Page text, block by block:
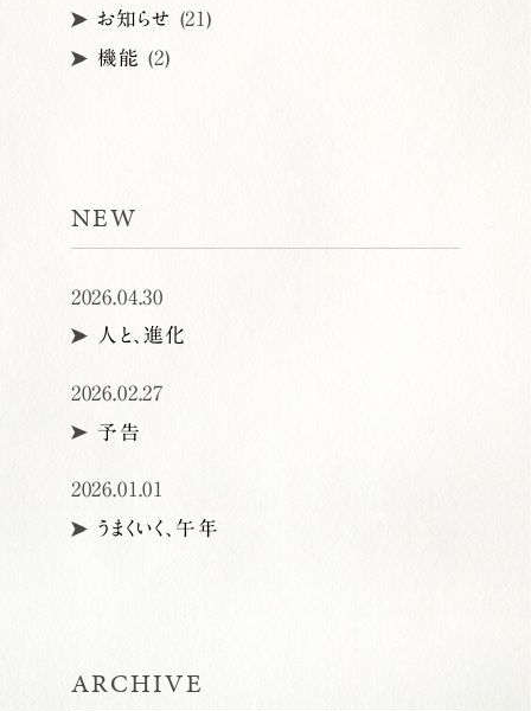
お知らせ (21)
機能 (2)
NEW
2026.04.30
人と、進化
2026.02.27
予告
2026.01.01
うまくいく、午年
ARCHIVE